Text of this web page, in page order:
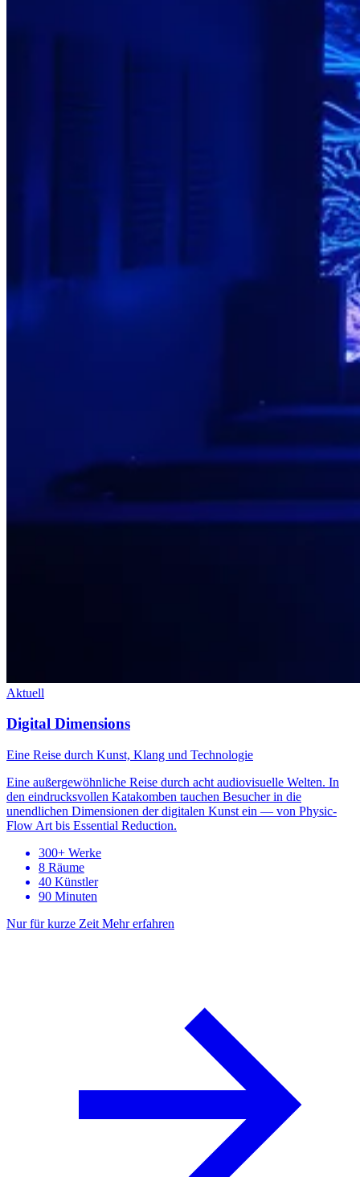
Aktuell
Digital Dimensions
Eine Reise durch Kunst, Klang und Technologie
Eine außergewöhnliche Reise durch acht audiovisuelle Welten. In
den eindrucksvollen Katakomben tauchen Besucher in die
unendlichen Dimensionen der digitalen Kunst ein — von Physic-
Flow Art bis Essential Reduction.
300+ Werke
8 Räume
40 Künstler
90 Minuten
Nur für kurze Zeit Mehr erfahren